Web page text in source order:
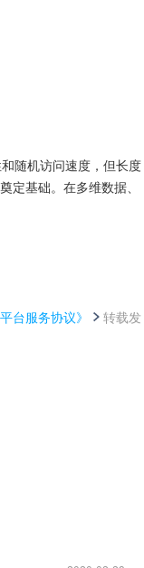
随机访问速度，但长度
基础。在多维数据、
台服务协议》
转载发